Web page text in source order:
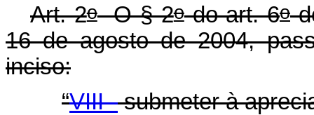
Art. 2oO § 2odo art. 6o
16 de agosto de 2004,
inciso:
“VIII -submeter à